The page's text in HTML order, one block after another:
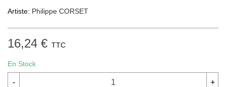
Artiste: Philippe CORSET
16,24 € TTC
En Stock
- +